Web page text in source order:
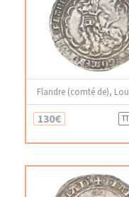
Flandre (comté de),
130€